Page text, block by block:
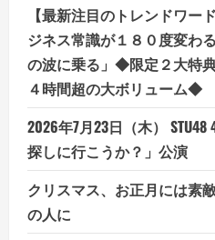
ダ
イ
ブ・
リ
ゾ
ー
ト
バ
イ
ト
の
お
仕
事
検
索・
【最新注目のトレンドワー
ジネス常識が１８０度変わ
の波に乗る」◆限定２大特
４時間超の大ボリューム◆
2026年7月23日（木）
探しに行こうか？」公演
クリスマス、お正月には素
の人に